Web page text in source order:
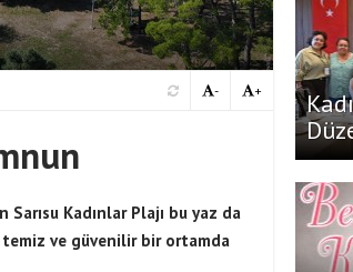
+
-
Kadınlar Plajı bu yaz da
temiz ve güvenilir bir ortamda